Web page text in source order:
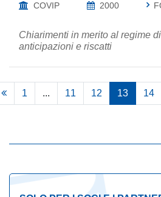
COVIP
2000
Chiarimenti in merito al regime
anticipazioni e riscatti
1 ... 11 12 13 14